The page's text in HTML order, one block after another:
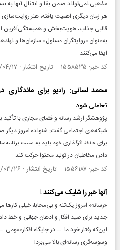
مذهبی نمی‌تواند ضامن بقا و انتقال آنها به
هر زمان دیگری اهمیت یافته، هنر
قالبی جذاب، هویت‌بخش و همبستگی‌آفرین
به‌عنوان «روایتگران مسئول» سازمان‌ها و
ایفا می‌کنند.
کد خبر: ۱۵۵۸۵۳۵ تاریخ انتشار : ۱۴۰۵/۰۴/۱۷
محمد لسانی: رادیو برای ماندگاری
تعاملی شود
پژوهشگر ارشد رسانه و فضای مجازی با تأکید
شبکه‌های اجتماعی گفت: شنونده امروز دیگر
برای حفظ اثرگذاری خود باید به سمت
دادن مخاطبان در تولید محتوا حرکت کند.
کد خبر: ۱۵۵۶۱۸۷ تاریخ انتشار : ۱۴۰۵/۰۳/۲۶
آنها خبر را شلیک می‌کنند !‌
«رسانه» امروز یک‌تنه و بی‌محابا، خیلی
جدید برای صید افکار و اذهان جهانی و خط
این‌که رفتار خود ما ــ در جایگاه افکارعمومی
وسوسه‌گری رسانه‌ای بالا می‌برد!‌